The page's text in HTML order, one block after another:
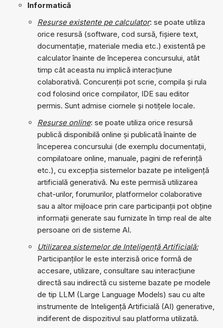
Informatică
Resurse existente pe calculator: se poate utiliza
orice resursă (software, cod sursă, fișiere text,
documentație, materiale media etc.) existentă pe
calculator înainte de începerea concursului, atât
timp cât aceasta nu implică interacțiune
colaborativă. Concurenții pot scrie, compila și rula
cod folosind orice compilator, IDE sau editor
permis. Sunt admise ciornele și notițele locale.
Resurse online: se poate utiliza orice resursă
publică disponibilă online și publicată înainte de
începerea concursului (de exemplu documentații,
compilatoare online, manuale, pagini de referință
etc.), cu excepția sistemelor bazate pe inteligență
artificială generativă. Nu este permisă utilizarea
chat-urilor, forumurilor, platformelor colaborative
sau a altor mijloace prin care participanții pot obține
informații generate sau furnizate în timp real de alte
persoane ori de sisteme AI.
Utilizarea sistemelor de Inteligență Artificială:
Participanților le este interzisă orice formă de
accesare, utilizare, consultare sau interacțiune
directă sau indirectă cu sisteme bazate pe modele
de tip LLM (Large Language Models) sau cu alte
instrumente de Inteligență Artificială (AI) generative,
indiferent de dispozitivul sau platforma utilizată.